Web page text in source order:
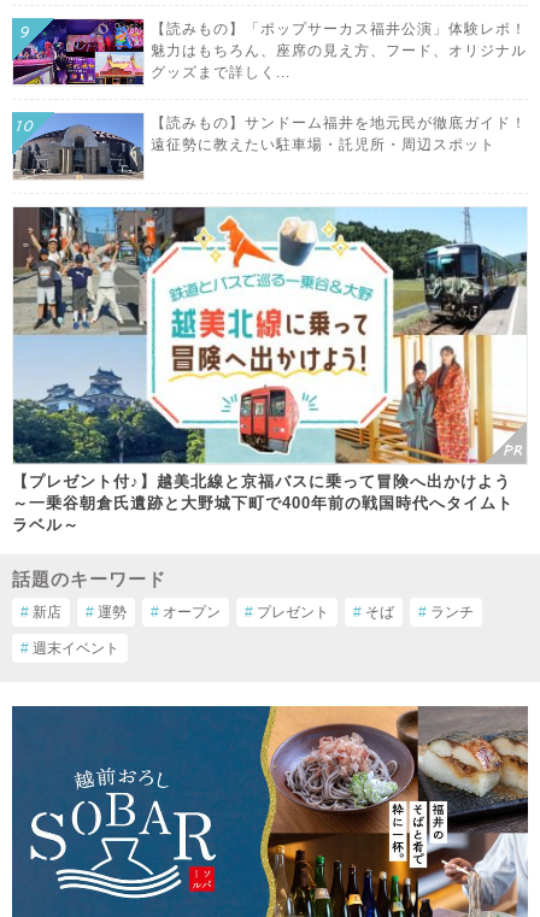
【読みもの】「ポップサーカス福井公演」体験レポ！
魅力はもちろん、座席の見え方、フード、オリジナル
グッズまで詳しく...
【読みもの】サンドーム福井を地元民が徹底ガイド！
遠征勢に教えたい駐車場・託児所・周辺スポット
【プレゼント付♪】越美北線と京福バスに乗って冒険へ出かけよう
～一乗谷朝倉氏遺跡と大野城下町で400年前の戦国時代へタイムト
ラベル～
話題のキーワード
# 新店 # 運勢 # オープン # プレゼント # そば # ランチ
# 週末イベント